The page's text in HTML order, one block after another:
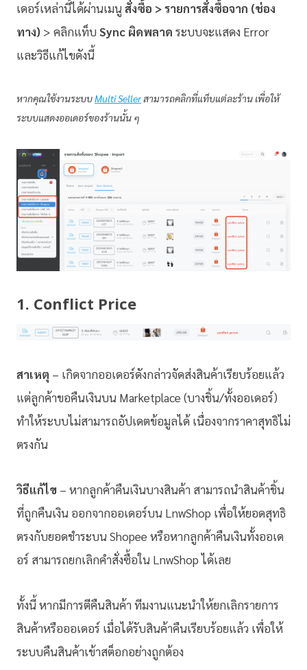
เดอร์เหล่านี้ได้ผ่านเมนู สั่งซื้อ > รายการสั่งซื้อจาก (ช่อง
ทาง) > คลิกแท็บ Sync ผิดพลาด ระบบจะแสดง Error
และวิธีแก้ไขดังนี้
หากคุณใช้งานระบบMulti Sellerสามารถคลิกที่แท็บแต่ละร้าน เพื่อให้
ระบบแสดงออเดอร์ของร้านนั้น ๆ
1. Conflict Price
สาเหตุ – เกิดจากออเดอร์ดังกล่าวจัดส่งสินค้าเรียบร้อยแล้ว
แต่ลูกค้าขอคืนเงินบน Marketplace (บางชิ้น/ทั้งออเดอร์)
ทำให้ระบบไม่สามารถอัปเดตข้อมูลได้ เนื่องจากราคาสุทธิไม่
ตรงกัน
วิธีแก้ไข – หากลูกค้าคืนเงินบางสินค้า สามารถนำสินค้าชิ้น
ที่ถูกคืนเงิน ออกจากออเดอร์บน LnwShop เพื่อให้ยอดสุทธิ
ตรงกับยอดชำระบน Shopee หรือหากลูกค้าคืนเงินทั้งออเด
อร์ สามารถยกเลิกคำสั่งซื้อใน LnwShop ได้เลย
ทั้งนี้ หากมีการตีคืนสินค้า ทีมงานแนะนำให้ยกเลิกรายการ
สินค้าหรือออเดอร์ เมื่อได้รับสินค้าคืนเรียบร้อยแล้ว เพื่อให้
ระบบคืนสินค้าเข้าสต็อกอย่างถูกต้อง